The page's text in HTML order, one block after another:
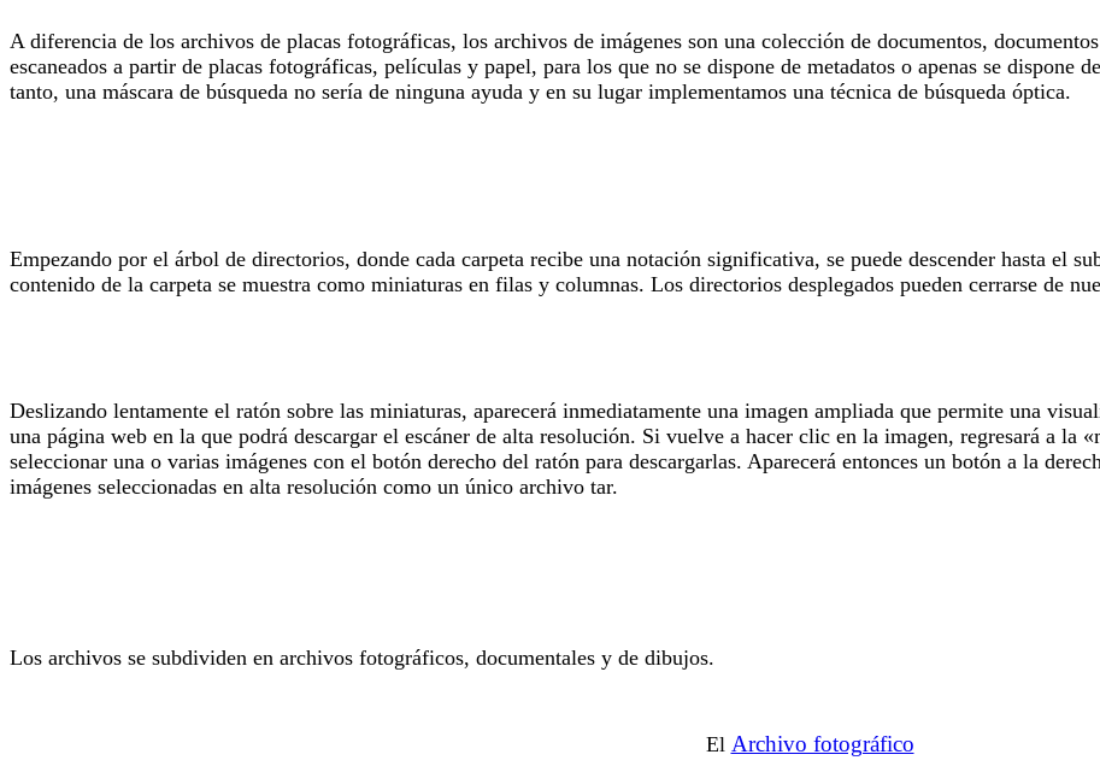
A diferencia de los archivos de placas fotográficas, los archivos de imágenes son una colección de documentos,
escaneados a partir de placas fotográficas, películas y papel, para los que no se dispone de metadatos o apenas se
tanto, una máscara de búsqueda no sería de ninguna ayuda y en su lugar implementamos una técnica de búsqueda óptica.
Empezando por el árbol de directorios, donde cada carpeta recibe una notación significativa, se puede descender hasta el
contenido de la carpeta se muestra como miniaturas en filas y columnas. Los directorios desplegados pueden cerrarse de
Deslizando lentamente el ratón sobre las miniaturas, aparecerá inmediatamente una imagen ampliada que permite una
una página web en la que podrá descargar el escáner de alta resolución. Si vuelve a hacer clic en la imagen, regresará a la
seleccionar una o varias imágenes con el botón derecho del ratón para descargarlas. Aparecerá entonces un botón a la
imágenes seleccionadas en alta resolución como un único archivo tar.
Los archivos se subdividen en archivos fotográficos, documentales y de dibujos.
El Archivo fotográfico